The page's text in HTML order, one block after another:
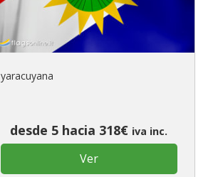
yaracuyana
desde 5 hacia 318€ iva inc.
Ver